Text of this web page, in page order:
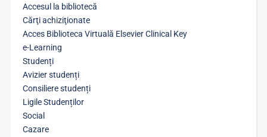
Accesul la bibliotecă
Cărţi achiziţionate
Acces Biblioteca Virtuală Elsevier Clinical Key
e-Learning
Studenți
Avizier studenți
Consiliere studenți
Ligile Studenților
Social
Cazare